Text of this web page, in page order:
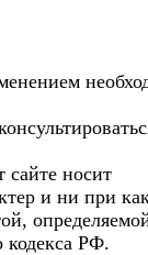
носит
и ни при
кодекса РФ.